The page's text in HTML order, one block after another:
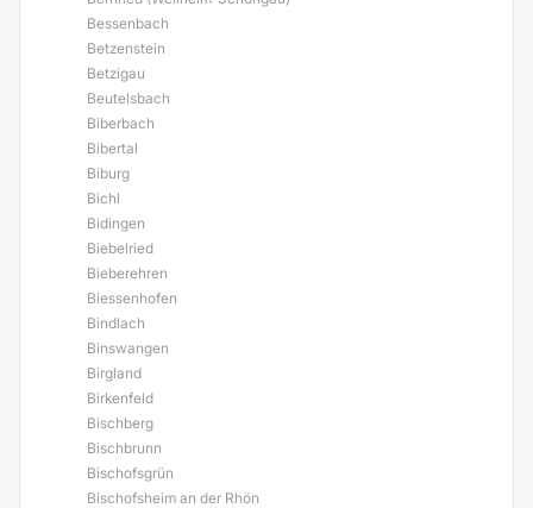
Bessenbach
Betzenstein
Betzigau
Beutelsbach
Biberbach
Bibertal
Biburg
Bichl
Bidingen
Biebelried
Bieberehren
Biessenhofen
Bindlach
Binswangen
Birgland
Birkenfeld
Bischberg
Bischbrunn
Bischofsgrün
Bischofsheim an der Rhön